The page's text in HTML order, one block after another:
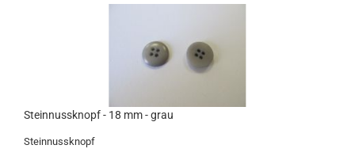
Steinnussknopf - 18 mm - grau
Steinnussknopf